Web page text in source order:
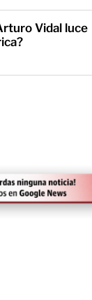
Vidal luce